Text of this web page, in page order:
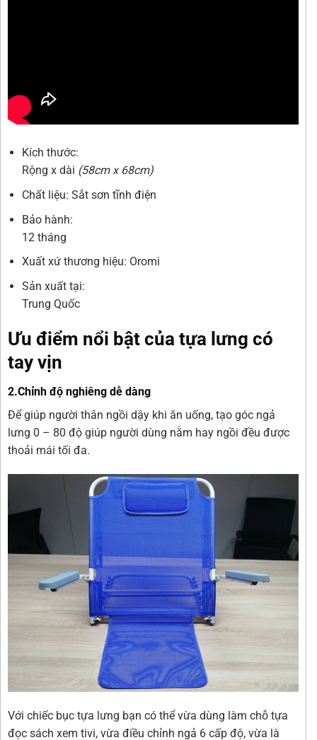
Kích thước:
Rộng x dài (58cm x 68cm)
Chất liệu: Sắt sơn tĩnh điện
Bảo hành:
12 tháng
Xuất xứ thương hiệu: Oromi
Sản xuất tại:
Trung Quốc
Ưu điểm nổi bật của tựa lưng có
tay vịn
2.Chỉnh độ nghiêng dễ dàng
Để giúp người thân ngồi dậy khi ăn uống, tạo góc ngả
lưng 0 – 80 độ giúp người dùng nằm hay ngồi đều được
thoải mái tối đa.
Với chiếc bục tựa lưng bạn có thể vừa dùng làm chỗ tựa
đọc sách xem tivi, vừa điều chỉnh ngả 6 cấp độ, vừa là